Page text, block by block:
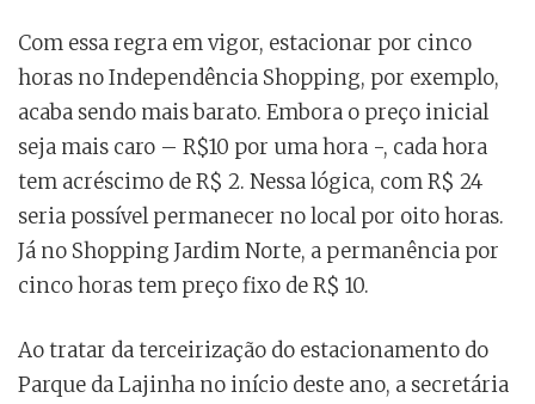
Com essa regra em vigor, estacionar por cinco
horas no Independência Shopping, por exemplo,
acaba sendo mais barato. Embora o preço inicial
seja mais caro – R$10 por uma hora -, cada hora
tem acréscimo de R$ 2. Nessa lógica, com R$ 24
seria possível permanecer no local por oito horas.
Já no Shopping Jardim Norte, a permanência por
cinco horas tem preço fixo de R$ 10.
Ao tratar da terceirização do estacionamento do
Parque da Lajinha no início deste ano, a secretária